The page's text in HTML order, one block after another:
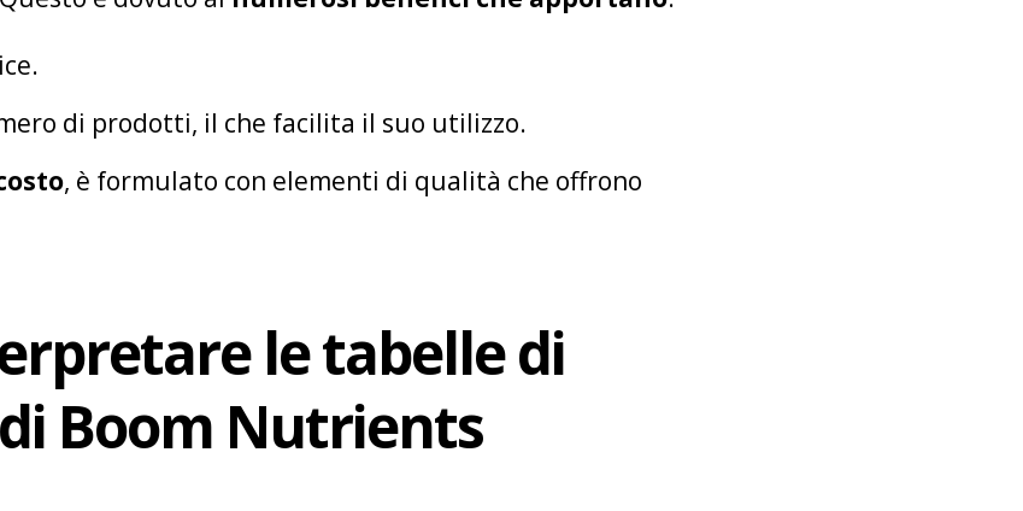
di prodotti, il che facilita il suo utilizzo.
, è formulato con elementi di qualità che offrono
le tabelle di
Boom Nutrients